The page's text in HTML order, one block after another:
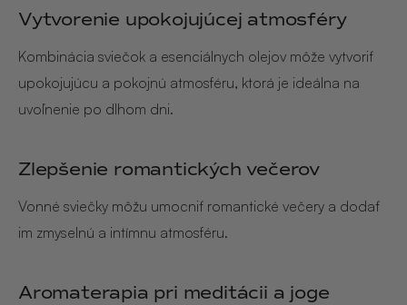
Vytvorenie upokojujúcej atmosféry
Kombinácia sviečok a esenciálnych olejov môže vytvoriť
upokojujúcu a pokojnú atmosféru, ktorá je ideálna na
uvoľnenie po dlhom dni.
Zlepšenie romantických večerov
Vonné sviečky môžu umocniť romantické večery a dodať
im zmyselnú a intímnu atmosféru.
Aromaterapia pri meditácii a joge